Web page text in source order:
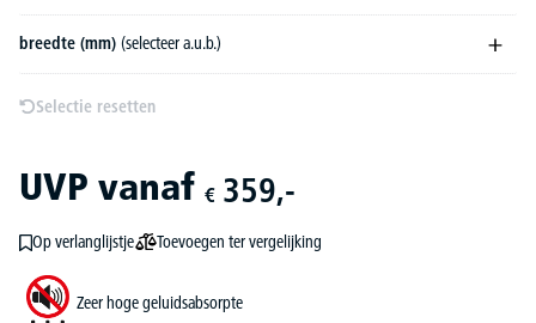
breedte (mm) (selecteer a.u.b.)
Selectie resetten
UVP vanaf € 359,-
Op verlanglijstje Toevoegen ter vergelijking
Zeer hoge geluidsabsorpte